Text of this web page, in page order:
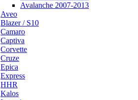
Avalanche 2007-2013
Aveo
Blazer / S10
Camaro
Captiva
Corvette
Cruze
Epica
Express
HHR
Kalos